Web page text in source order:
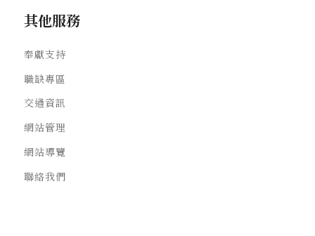
其他服務
奉獻支持
職缺專區
交通資訊
網站管理
網站導覽
聯絡我們